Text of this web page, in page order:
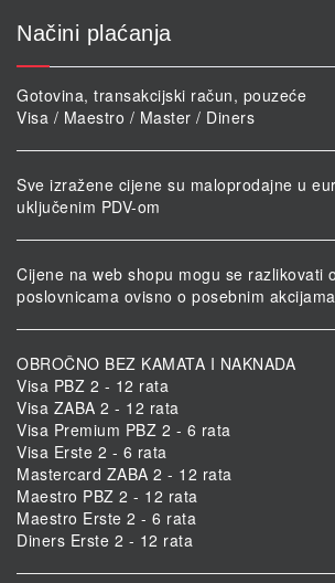
Načini plaćanja
Gotovina, transakcijski račun, pouzeće
Visa / Maestro / Master / Diners
Sve izražene cijene su maloprodajne u
uključenim PDV-om
Cijene na web shopu mogu se razlikovati
poslovnicama ovisno o posebnim
OBROČNO BEZ KAMATA I NAKNADA
Visa PBZ 2 - 12 rata
Visa ZABA 2 - 12 rata
Visa Premium PBZ 2 - 6 rata
Visa Erste 2 - 6 rata
Mastercard ZABA 2 - 12 rata
Maestro PBZ 2 - 12 rata
Maestro Erste 2 - 6 rata
Diners Erste 2 - 12 rata